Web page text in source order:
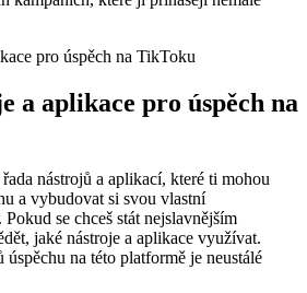
a aplikace pro úspěch na
nástrojů a aplikací, které ti mohou
a vybudovat si svou vlastní
se chceš stát nejslavnějším
jaké nástroje a aplikace využívat.
na této platformě je neustálé